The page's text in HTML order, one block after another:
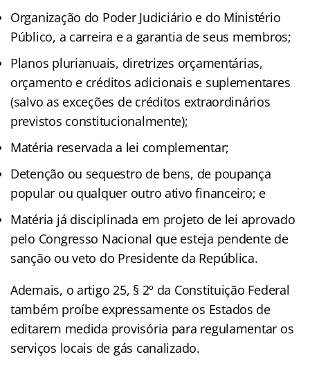
Organização do Poder Judiciário e do Ministério
Público, a carreira e a garantia de seus membros;
Planos plurianuais, diretrizes orçamentárias,
orçamento e créditos adicionais e suplementares
(salvo as exceções de créditos extraordinários
previstos constitucionalmente);
Matéria reservada a lei complementar;
Detenção ou sequestro de bens, de poupança
popular ou qualquer outro ativo financeiro; e
Matéria já disciplinada em projeto de lei aprovado
pelo Congresso Nacional que esteja pendente de
sanção ou veto do Presidente da República.
Ademais, o artigo 25, § 2º da Constituição Federal
também proíbe expressamente os Estados de
editarem medida provisória para regulamentar os
serviços locais de gás canalizado.